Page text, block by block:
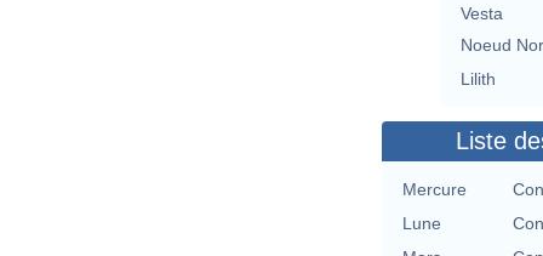
Vesta
Noeud
Lilith
Liste
Mercure
Lune